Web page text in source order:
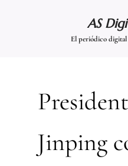
AS
El periódico digital
Jinping